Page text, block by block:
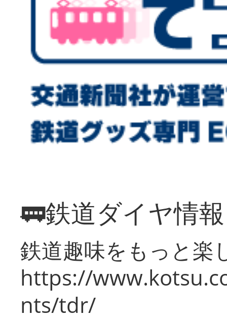
🚃鉄道ダイヤ情
鉄道趣味をもっと楽
https://
nts/tdr/